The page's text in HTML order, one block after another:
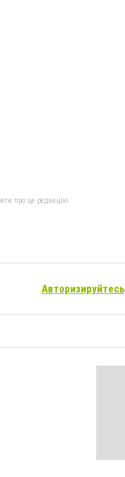
про це редакцію
Авторизируйтесь